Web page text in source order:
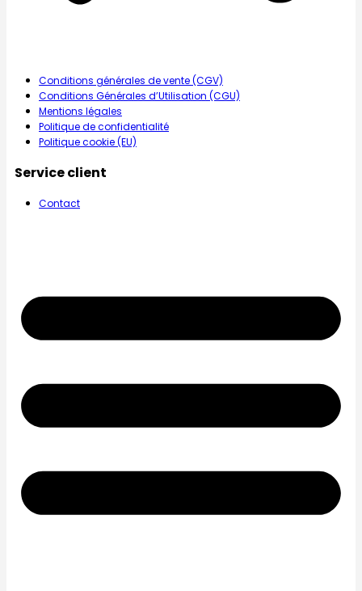
Conditions générales de vente (CGV)
Conditions Générales d’Utilisation (CGU)
Mentions légales
Politique de confidentialité
Politique cookie (EU)
Service client
Contact